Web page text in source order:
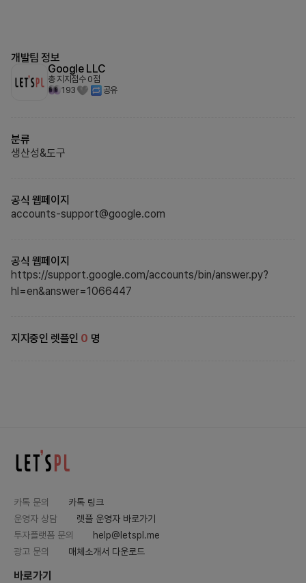
개발팀 정보
Google LLC
총 지지점수 0점
193
공유
분류
생산성&도구
공식 웹페이지
accounts-support@google.com
공식 웹페이지
https://support.google.com/accounts/bin/answer.py?
hl=en&answer=1066447
지지중인 렛플인 0 명
카톡 문의
카톡 링크
운영자 상담
렛플 운영자 바로가기
투자플랫폼 문의
help@letspl.me
광고 문의
매체소개서 다운로드
바로가기